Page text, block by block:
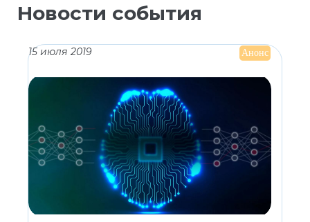
Новости события
15 июля 2019 Анонс